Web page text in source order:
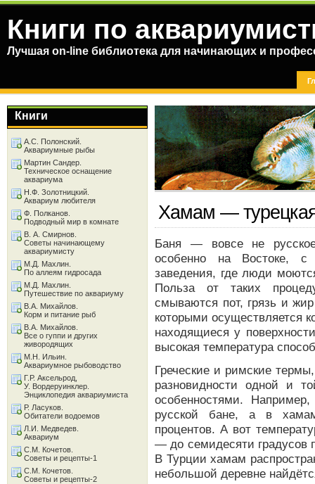
Книги по
Лучшая on-line библиотека для начинающих и
Хамам —
Баня — вовсе не
особенно на Востоке, с
заведения, где люди
Польза от таких
смываются пот, грязь и
которыми осуществляется
находящиеся у
высокая температура
Греческие и римские
разновидности одной и
особенностями.
русской бане, а в
процентов. А вот
— до семидесяти градусов
В Турции хамам
небольшой деревне
Книги
А.С. Полонский.
Аквариумные рыбы
Мартин Сандер.
Техническое оснащение
аквариума
Н.Ф. Золотницкий.
Аквариум любителя
Ф. Полканов.
Подводный мир в комнате
В. А. Смирнов.
Советы начинающему
аквариумисту
М.Д. Махлин.
По аллеям гидросада
М.Д. Махлин.
Путешествие по аквариуму
В.А. Михайлов.
Корм и питание рыб
В.А. Михайлов.
Все о гуппи и других
живородящих
М.Н. Ильин.
Аквариумное рыбоводство
Г.Р. Аксельрод,
У. Вордеруинклер.
Энциклопедия аквариумиста
Р. Ласуков.
Обитатели водоемов
Л.И. Медведев.
Аквариум
С.М. Кочетов.
Советы и рецепты-1
С.М. Кочетов.
Советы и рецепты-2